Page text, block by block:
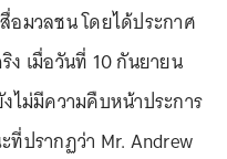
อมวลชน โดยได้ประกาศ
ง เมื่อวันที่ 10 กันยายน
ไม่มีความคืบหน้าประการ
ปรากฏว่า Mr. Andrew